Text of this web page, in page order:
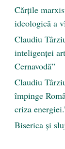
Cărţile
ideologică a
Claudiu
inteligenței
Cernavodă”
Claudiu
împinge
criza
Biserica și